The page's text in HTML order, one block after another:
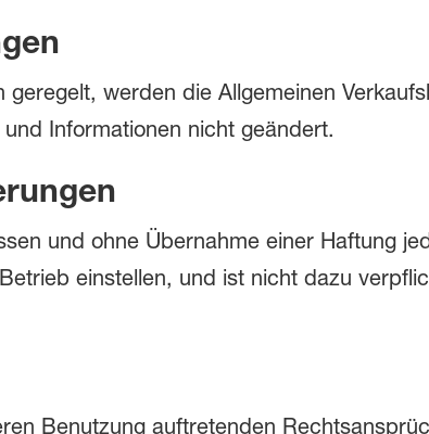
werden die Allgemeinen
Informationen nicht geändert.
und ohne Übernahme einer Haftung
einstellen, und ist nicht dazu
Benutzung auftretenden